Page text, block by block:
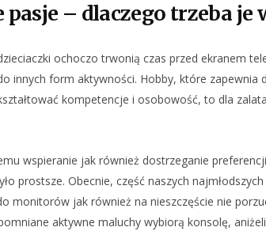
pasje – dlaczego trzeba je
ochoczo trwonią czas przed ekranem
innych form aktywności. Hobby, które zapewnia
kompetencje i osobowość, to dla
wspieranie jak również dostrzeganie
prostsze. Obecnie, część naszych
monitorów jak również na nieszczęście nie
aktywne maluchy wybiorą konsolę,